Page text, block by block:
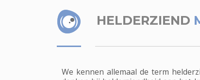
HELDERZIEND
We kennen allemaal de term